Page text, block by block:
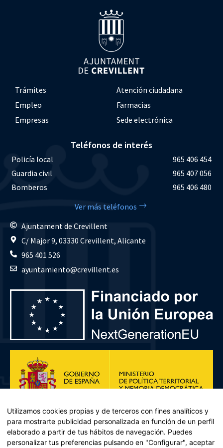
Trámites
Atención ciudadana
Empleo
Farmacias
Empresas
Sede electrónica
Teléfonos de interés
Policía local
965 406 454
Guardia civil
965 407 056
Bomberos
965 406 480
Ver más teléfonos
Ajuntament de Crevillent
C/ Major 9, 03330 Crevillent, Alicante
965 401 526
ayuntamiento@crevillent.es
Utilizamos cookies propias y de terceros con fines analíticos y
para mostrarte publicidad personalizada en función de un perfil
elaborado a partir de tus hábitos de navegación. Puedes
personalizar tus preferencias pulsando en "Configurar", aceptar